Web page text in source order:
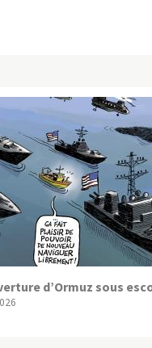
d’Ormuz sous